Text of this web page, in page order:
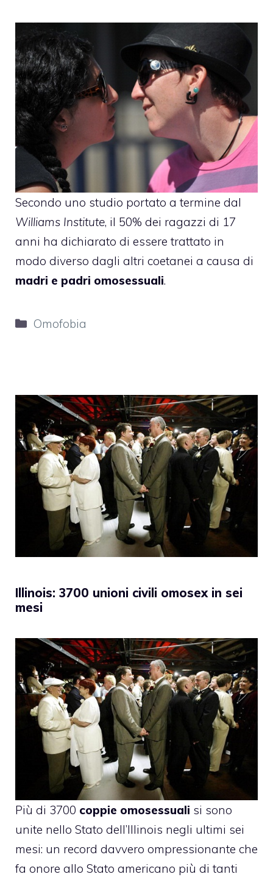
Secondo uno studio portato a termine dal
Williams Institute, il 50% dei ragazzi di 17
anni ha dichiarato di essere trattato in
modo diverso dagli altri coetanei a causa di
madri e padri omosessuali.
Categorie
Omofobia
Illinois: 3700 unioni civili omosex in sei
mesi
Più di 3700 coppie omosessuali si sono
unite nello Stato dell’Illinois negli ultimi sei
mesi: un record davvero ompressionante che
fa onore allo Stato americano più di tanti